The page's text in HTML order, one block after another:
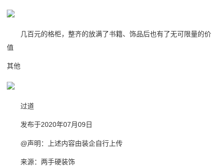
几百元的格柜，整齐的放满了书籍、饰品后也有了无可限量的价
值
其他
过道
发布于2020年07月09日
@声明：上述内容由装企自行上传
来源：两手硬装饰